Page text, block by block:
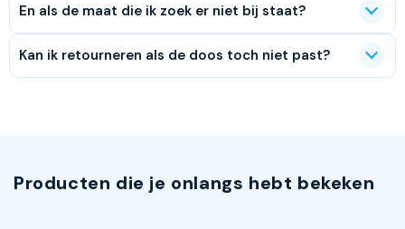
En als de maat die ik zoek er niet bij staat?
Kan ik retourneren als de doos toch niet past?
Producten die je onlangs hebt bekeken